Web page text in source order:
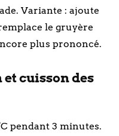
Variante : ajoute
le gruyère
plus prononcé.
cuisson des
pendant 3 minutes.